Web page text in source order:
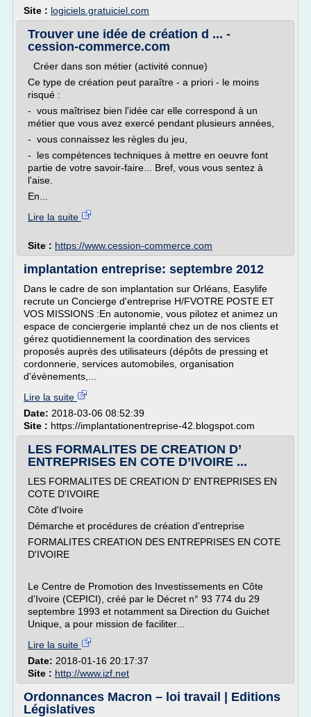
Site : logiciels.gratuiciel.com
Trouver une idée de création d ... -
cession-commerce.com
Créer dans son métier (activité connue)
Ce type de création peut paraître - a priori - le moins
risqué :
- vous maîtrisez bien l'idée car elle correspond à un
métier que vous avez exercé pendant plusieurs années,
- vous connaissez les règles du jeu,
- les compétences techniques à mettre en oeuvre font
partie de votre savoir-faire... Bref, vous vous sentez à
l'aise.
En...
Lire la suite
Site : https://www.cession-commerce.com
implantation entreprise: septembre 2012
Dans le cadre de son implantation sur Orléans, Easylife
recrute un Concierge d'entreprise H/FVOTRE POSTE ET
VOS MISSIONS :En autonomie, vous pilotez et animez un
espace de conciergerie implanté chez un de nos clients et
gérez quotidiennement la coordination des services
proposés auprès des utilisateurs (dépôts de pressing et
cordonnerie, services automobiles, organisation
d'évènements,...
Lire la suite
Date: 2018-03-06 08:52:39
Site : https://implantationentreprise-42.blogspot.com
LES FORMALITES DE CREATION D’
ENTREPRISES EN COTE D’IVOIRE ...
LES FORMALITES DE CREATION D' ENTREPRISES EN
COTE D'IVOIRE
Côte d'Ivoire
Démarche et procédures de création d'entreprise
FORMALITES CREATION DES ENTREPRISES EN COTE
D'IVOIRE
Le Centre de Promotion des Investissements en Côte
d'Ivoire (CEPICI), créé par le Décret n° 93 774 du 29
septembre 1993 et notamment sa Direction du Guichet
Unique, a pour mission de faciliter...
Lire la suite
Date: 2018-01-16 20:17:37
Site : http://www.izf.net
Ordonnances Macron – loi travail | Editions
Législatives